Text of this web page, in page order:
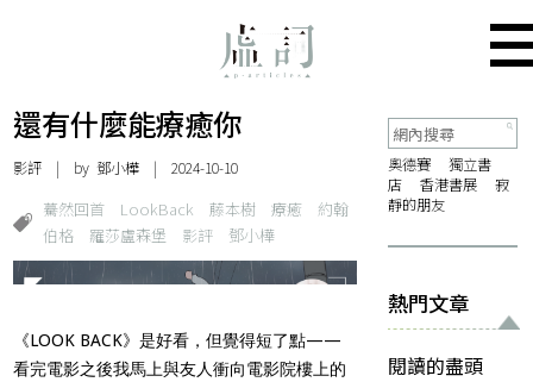
還有什麼能療癒你
影評 | by鄧小樺 | 2024-10-10
驀然回首 LookBack 藤本樹 療癒
約翰
伯格
羅莎盧森堡 影評 鄧小樺
《LOOK BACK》是好看，但覺得短了點——
看完電影之後我馬上與友人衝向電影院樓上的
奧德賽
獨立書
店
香港書展
寂
靜的朋友
熱門文章
閱讀的盡頭